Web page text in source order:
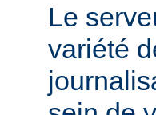
Le
variété